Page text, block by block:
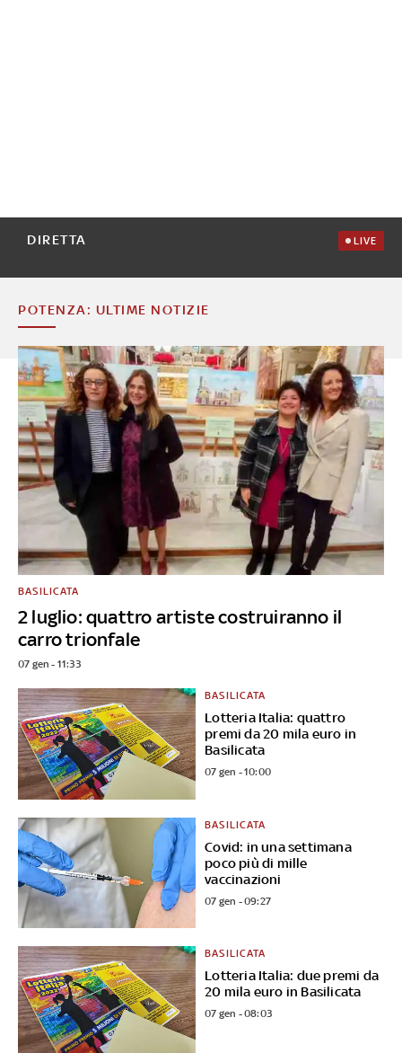
DIRETTA LIVE
POTENZA: ULTIME NOTIZIE
2 luglio: quattro artiste costruiranno il
carro trionfale
BASILICATA
07 gen - 11:33
Lotteria Italia: quattro
premi da 20 mila euro in
Basilicata
BASILICATA
07 gen - 10:00
Covid: in una settimana
poco più di mille
vaccinazioni
BASILICATA
07 gen - 09:27
Lotteria Italia: due premi da
20 mila euro in Basilicata
BASILICATA
07 gen - 08:03